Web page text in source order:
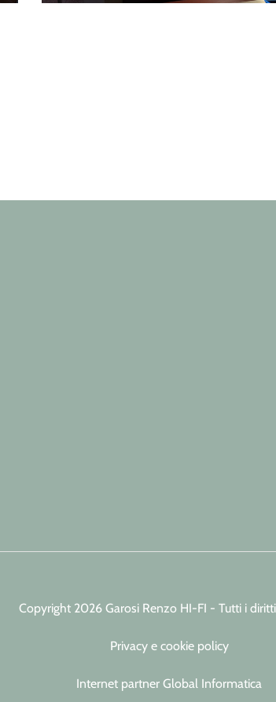
Copyright 2026 Garosi Renzo HI-FI - Tutti i
Privacy e cookie policy
Internet partner Global Informatica